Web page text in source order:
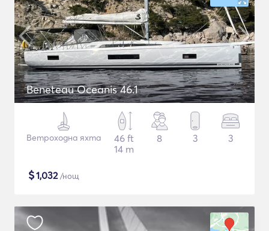
Beneteau Oceanis 46.1
Ветроходна яхта
46 ft
14 m
8 3 3
$1,032/нощ